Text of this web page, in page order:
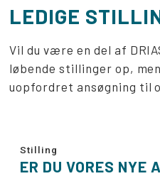
LEDIGE
Vil du være en del af
løbende stillinger op,
uopfordret ansøgning til
Stilling
ER DU VORES NYE